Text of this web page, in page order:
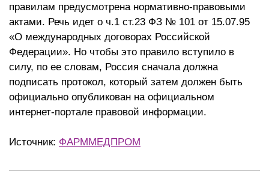
правилам предусмотрена нормативно-правовыми
актами. Речь идет о ч.1 ст.23 ФЗ № 101 от 15.07.95
«О международных договорах Российской
Федерации». Но чтобы это правило вступило в
силу, по ее словам, Россия сначала должна
подписать протокол, который затем должен быть
официально опубликован на официальном
интернет-портале правовой информации.
Источник: ФАРММЕДПРОМ